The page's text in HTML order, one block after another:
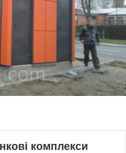
комплекси